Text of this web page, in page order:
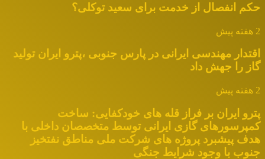
حکم انفصال از خدمت برای سعید توکلی؟
2 هفته پیش
اقتدار مهندسی ایرانی در پارس جنوبی ،پترو ایران تولید
گاز را جهش داد
2 هفته پیش
پترو ایران بر فراز قله های خودکفایی: ساخت
کمپرسورهای گازی ایرانی توسط متخصصان داخلی با
هدف پیشبرد پروژه های شرکت ملی مناطق نفتخیز
جنوب با وجود شرایط جنگی